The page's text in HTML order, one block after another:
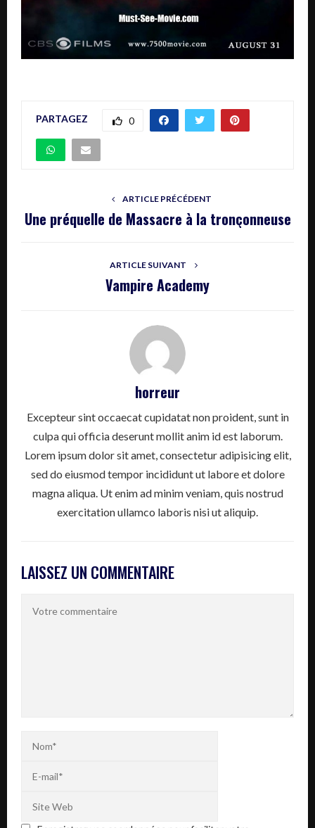
PARTAGEZ 0
ARTICLE PRÉCÉDENT
Une préquelle de Massacre à la tronçonneuse
ARTICLE SUIVANT
Vampire Academy
horreur
Excepteur sint occaecat cupidatat non proident, sunt in
culpa qui officia deserunt mollit anim id est laborum.
Lorem ipsum dolor sit amet, consectetur adipisicing elit,
sed do eiusmod tempor incididunt ut labore et dolore
magna aliqua. Ut enim ad minim veniam, quis nostrud
exercitation ullamco laboris nisi ut aliquip.
LAISSEZ UN COMMENTAIRE